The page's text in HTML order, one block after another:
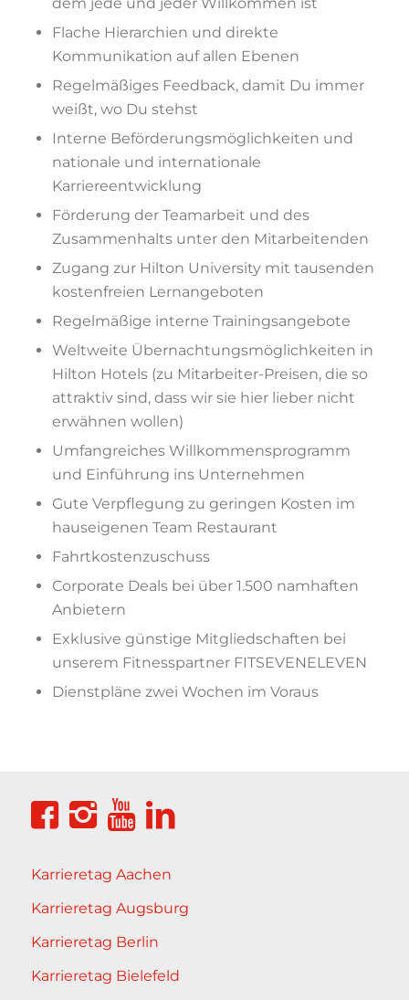
Flache Hierarchien und direkte
Kommunikation auf allen Ebenen
Regelmäßiges Feedback, damit Du immer
weißt, wo Du stehst
Interne Beförderungsmöglichkeiten und
nationale und internationale
Karriereentwicklung
Förderung der Teamarbeit und des
Zusammenhalts unter den Mitarbeitenden
Zugang zur Hilton University mit tausenden
kostenfreien Lernangeboten
Regelmäßige interne Trainingsangebote
Weltweite Übernachtungsmöglichkeiten in
Hilton Hotels (zu Mitarbeiter-Preisen, die so
attraktiv sind, dass wir sie hier lieber nicht
erwähnen wollen)
Umfangreiches Willkommensprogramm
und Einführung ins Unternehmen
Gute Verpflegung zu geringen Kosten im
hauseigenen Team Restaurant
Fahrtkostenzuschuss
Corporate Deals bei über 1.500 namhaften
Anbietern
Exklusive günstige Mitgliedschaften bei
unserem Fitnesspartner FITSEVENELEVEN
Dienstpläne zwei Wochen im Voraus
Karrieretag Aachen
Karrieretag Augsburg
Karrieretag Berlin
Karrieretag Bielefeld